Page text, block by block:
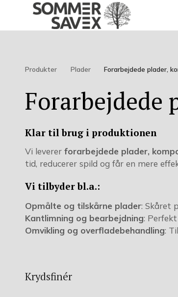
Produkter Plader Forarbejdede plader,
Forarbejdede
Klar til brug i produktionen
Vi leverer forarbejdede plader,
tid, reducerer spild og får en mere
Vi tilbyder bl.a.:
Opmålte og tilskårne plader: Skåret
Kantlimning og bearbejdning:
Omvikling og overfladebehandling:
Krydsfinér